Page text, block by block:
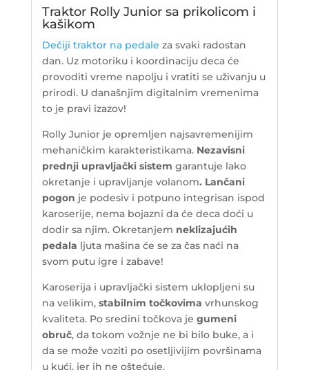
Traktor Rolly Junior sa prikolicom i
kašikom
Dečiji traktor na pedale za svaki radostan
dan. Uz motoriku i koordinaciju deca će
provoditi vreme napolju i vratiti se uživanju u
prirodi. U današnjim digitalnim vremenima
to je pravi izazov!
Rolly Junior je opremljen najsavremenijim
mehaničkim karakteristikama. Nezavisni
prednji upravljački sistem garantuje lako
okretanje i upravljanje volanom. Lančani
pogon je podesiv i potpuno integrisan ispod
karoserije, nema bojazni da će deca doći u
dodir sa njim. Okretanjem neklizajućih
pedala ljuta mašina će se za čas naći na
svom putu igre i zabave!
Karoserija i upravljački sistem uklopljeni su
na velikim, stabilnim točkovima vrhunskog
kvaliteta. Po sredini točkova je gumeni
obruč, da tokom vožnje ne bi bilo buke, a i
da se može voziti po osetljivijim površinama
u kući, jer ih ne oštećuje.